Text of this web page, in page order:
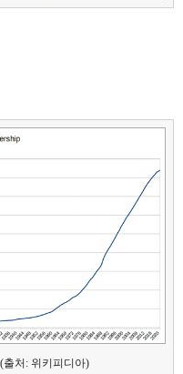
처: 위키피디아)